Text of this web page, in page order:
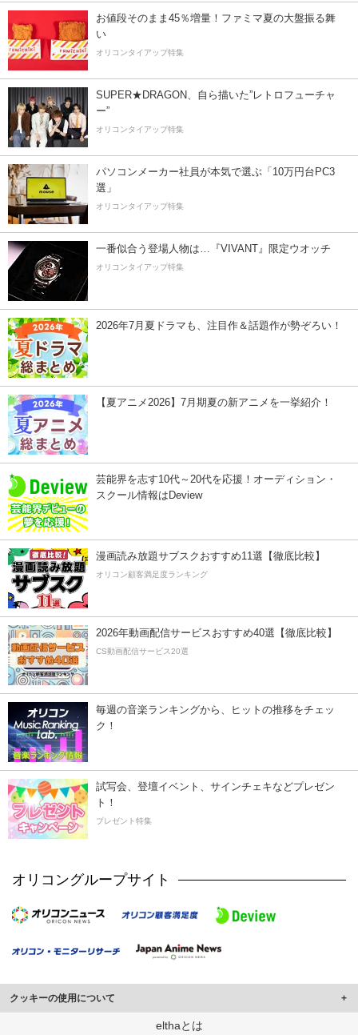
お値段そのまま45％増量！ファミマ夏の大盤振る舞
い
オリコンタイアップ特集
SUPER★DRAGON、自ら描いた”レトロフューチャ
ー”
オリコンタイアップ特集
パソコンメーカー社員が本気で選ぶ「10万円台PC3
選」
オリコンタイアップ特集
一番似合う登場人物は…『VIVANT』限定ウオッチ
オリコンタイアップ特集
2026年7月夏ドラマも、注目作＆話題作が勢ぞろい！
【夏アニメ2026】7月期夏の新アニメを一挙紹介！
芸能界を志す10代～20代を応援！オーディション・
スクール情報はDeview
漫画読み放題サブスクおすすめ11選【徹底比較】
オリコン顧客満足度ランキング
2026年動画配信サービスおすすめ40選【徹底比較】
CS動画配信サービス20選
毎週の音楽ランキングから、ヒットの推移をチェッ
ク！
試写会、登壇イベント、サインチェキなどプレゼン
ト！
プレゼント特集
オリコングループサイト
クッキーの使用について
このサイトでは Cookie を使用して、ユーザーに合わせたコンテンツや広告の
elthaとは